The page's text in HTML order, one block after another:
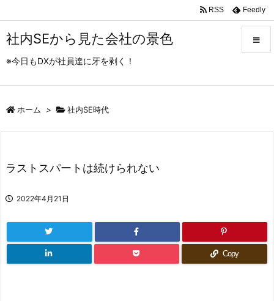
社内SEから見た会社の景色
※今日もDXが社員達に牙を剥く！
RSS Feedly
ホーム > 社内SE時代
ラストスパートは続けられない
2022年4月21日
Copy